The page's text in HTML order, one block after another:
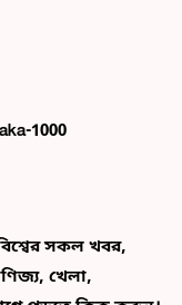
1000
সকল খবর,
খেলা,